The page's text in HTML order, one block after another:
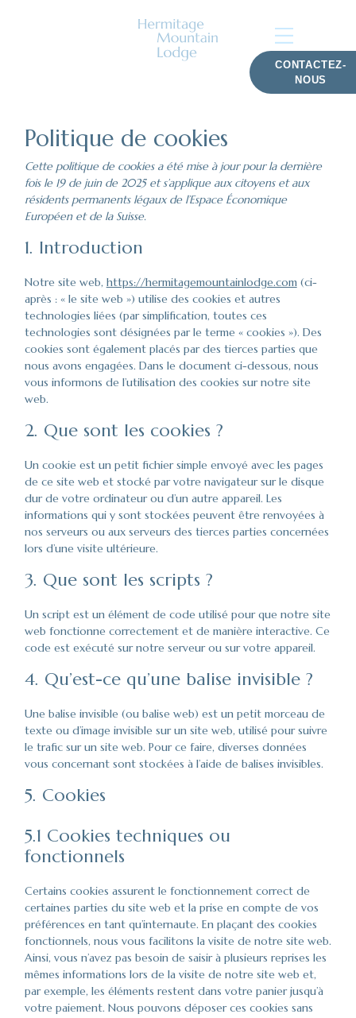
CONTACTEZ-
NOUS
Politique de cookies
Cette politique de cookies a été mise à jour pour la dernière
fois le 19 de juin de 2025 et s’applique aux citoyens et aux
résidents permanents légaux de l’Espace Économique
Européen et de la Suisse.
1. Introduction
Notre site web, https://hermitagemountainlodge.com(ci-
après : « le site web ») utilise des cookies et autres
technologies liées (par simplification, toutes ces
technologies sont désignées par le terme « cookies »). Des
cookies sont également placés par des tierces parties que
nous avons engagées. Dans le document ci-dessous, nous
vous informons de l’utilisation des cookies sur notre site
web.
2. Que sont les cookies ?
Un cookie est un petit fichier simple envoyé avec les pages
de ce site web et stocké par votre navigateur sur le disque
dur de votre ordinateur ou d’un autre appareil. Les
informations qui y sont stockées peuvent être renvoyées à
nos serveurs ou aux serveurs des tierces parties concernées
lors d’une visite ultérieure.
3. Que sont les scripts ?
Un script est un élément de code utilisé pour que notre site
web fonctionne correctement et de manière interactive. Ce
code est exécuté sur notre serveur ou sur votre appareil.
4. Qu’est-ce qu’une balise invisible ?
Une balise invisible (ou balise web) est un petit morceau de
texte ou d’image invisible sur un site web, utilisé pour suivre
le trafic sur un site web. Pour ce faire, diverses données
vous concernant sont stockées à l’aide de balises invisibles.
5. Cookies
5.1 Cookies techniques ou
fonctionnels
Certains cookies assurent le fonctionnement correct de
certaines parties du site web et la prise en compte de vos
préférences en tant qu’internaute. En plaçant des cookies
fonctionnels, nous vous facilitons la visite de notre site web.
Ainsi, vous n’avez pas besoin de saisir à plusieurs reprises les
mêmes informations lors de la visite de notre site web et,
par exemple, les éléments restent dans votre panier jusqu’à
votre paiement. Nous pouvons déposer ces cookies sans